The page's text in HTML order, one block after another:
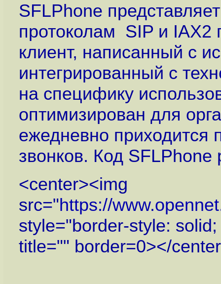
SFLPhone
протоколам SIP и
клиент, написанный с
интегрированный с
на специфику
оптимизирован для
ежедневно приходится
звонков. Код SFLPhone
<center><img
src="https://
style="border-style:
title="" border=0></